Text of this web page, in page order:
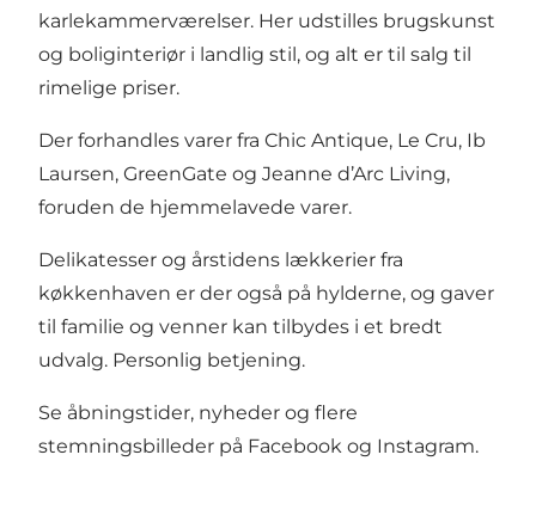
karlekammerværelser. Her udstilles brugskunst
og boliginteriør i landlig stil, og alt er til salg til
rimelige priser.
Der forhandles varer fra Chic Antique, Le Cru, Ib
Laursen, GreenGate og Jeanne d’Arc Living,
foruden de hjemmelavede varer.
Delikatesser og årstidens lækkerier fra
køkkenhaven er der også på hylderne, og gaver
til familie og venner kan tilbydes i et bredt
udvalg. Personlig betjening.
Se åbningstider, nyheder og flere
stemningsbilleder på Facebook og Instagram.